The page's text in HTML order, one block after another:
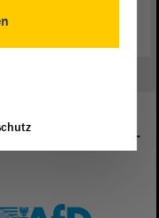
von Sachsen-